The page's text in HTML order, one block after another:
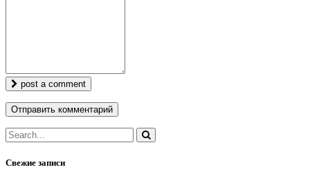
post a comment
Свежие записи